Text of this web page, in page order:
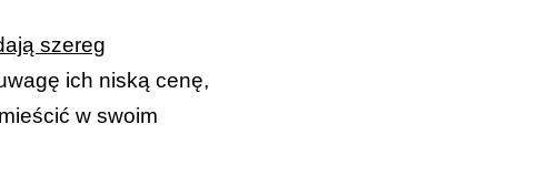
szereg
ich niską cenę,
w swoim